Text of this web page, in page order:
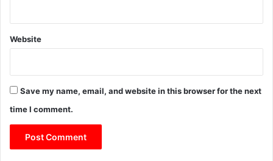
Website
Save my name, email, and website in this browser for the next
time I comment.